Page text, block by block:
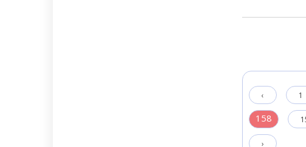
‹ 1
158
›